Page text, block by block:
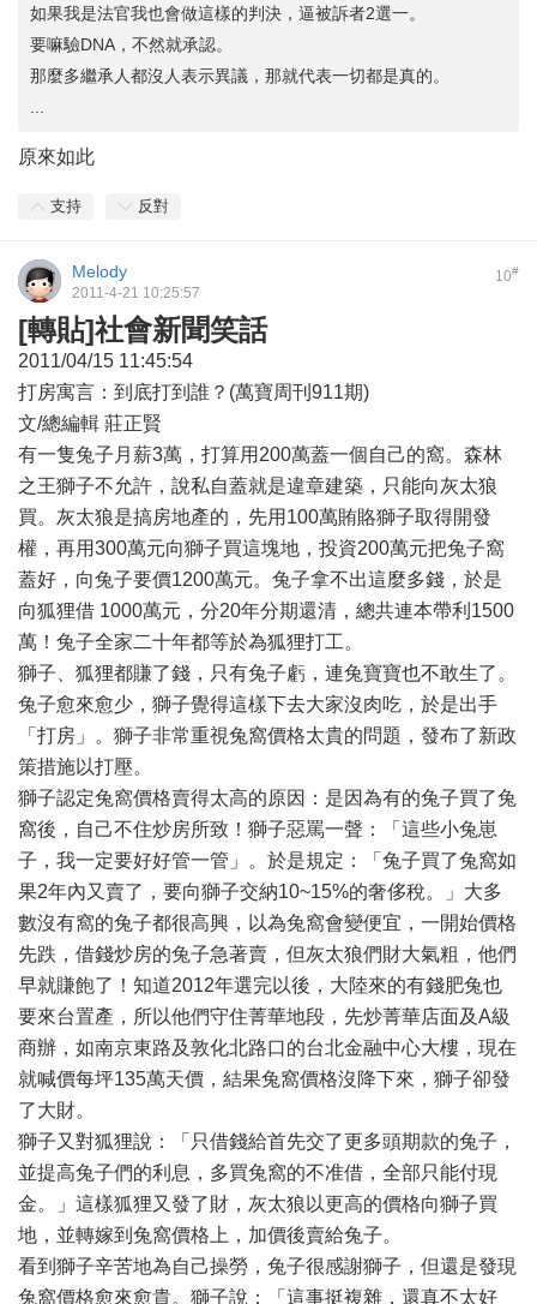
如果我是法官我也會做這樣的判決，逼被訴者2選一。
要嘛驗DNA，不然就承認。
那麼多繼承人都沒人表示異議，那就代表一切都是真的。
原來如此
支持 反對
10#
Melody
2011-4-21 10:25:57
[轉貼]社會新聞笑話
2011/04/15 11:45:54
打房寓言：到底打到誰？(萬寶周刊911期)
文/總編輯 莊正賢
有一隻兔子月薪3萬，打算用200萬蓋一個自己的窩。森林
之王獅子不允許，說私自蓋就是違章建築，只能向灰太狼
買。灰太狼是搞房地產的，先用100萬賄賂獅子取得開發
權，再用300萬元向獅子買這塊地，投資200萬元把兔子窩
蓋好，向兔子要價1200萬元。兔子拿不出這麼多錢，於是
向狐狸借 1000萬元，分20年分期還清，總共連本帶利1500
萬！兔子全家二十年都等於為狐狸打工。
獅子、狐狸都賺了錢，只有兔子虧，連兔寶寶也不敢生了。
兔子愈來愈少，獅子覺得這樣下去大家沒肉吃，於是出手
「打房」。獅子非常重視兔窩價格太貴的問題，發布了新政
策措施以打壓。
獅子認定兔窩價格賣得太高的原因：是因為有的兔子買了兔
窩後，自己不住炒房所致！獅子惡罵一聲：「這些小兔崽
子，我一定要好好管一管」。於是規定：「兔子買了兔窩如
果2年內又賣了，要向獅子交納10~15%的奢侈稅。」大多
數沒有窩的兔子都很高興，以為兔窩會變便宜，一開始價格
先跌，借錢炒房的兔子急著賣，但灰太狼們財大氣粗，他們
早就賺飽了！知道2012年選完以後，大陸來的有錢肥兔也
要來台置產，所以他們守住菁華地段，先炒菁華店面及A級
商辦，如南京東路及敦化北路口的台北金融中心大樓，現在
就喊價每坪135萬天價，結果兔窩價格沒降下來，獅子卻發
了大財。
獅子又對狐狸說：「只借錢給首先交了更多頭期款的兔子，
並提高兔子們的利息，多買兔窩的不准借，全部只能付現
金。」這樣狐狸又發了財，灰太狼以更高的價格向獅子買
地，並轉嫁到兔窩價格上，加價後賣給兔子。
看到獅子辛苦地為自己操勞，兔子很感謝獅子，但還是發現
兔窩價格愈來愈貴。獅子說：「這事挺複雜，還真不太好